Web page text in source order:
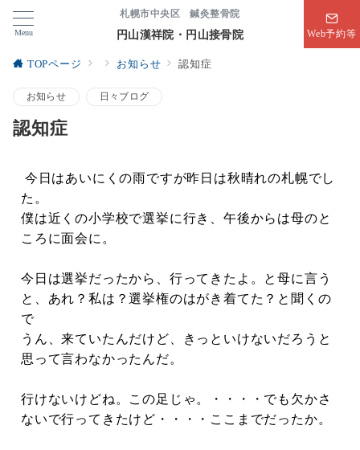
Menu
札幌市中央区 鍼灸整骨院
円山漢祥院・円山接骨院 Web予約等
TOPページ お知らせ 認知症
お知らせ 日々ブログ
認知症
今日はあいにくの雨ですが昨日は秋晴れの札幌でし
た。
僕は近くの小学校で選挙に行き、午後からは母のと
ころに面会に。
今日は選挙だったから、行ってきたよ。と母に言う
と、あれ？私は？選挙権のはがき着てた？と聞くの
で
うん、来ていたんだけど、きっといけないだろうと
思って言わなかったんだ。
行けないけどね。この足じゃ。・・・・でも欠かさ
ないで行ってきたけど・・・・ここまでだったか。